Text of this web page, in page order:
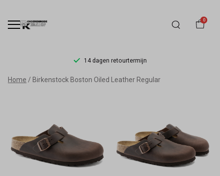
0
14 dagen retourtermijn
Birkenstock
Leather
Home Birkenstock Boston Oiled Leather Regular